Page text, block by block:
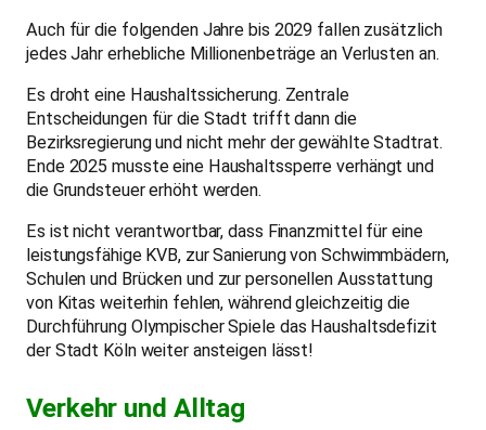
Auch für die folgenden Jahre bis 2029 fallen zusätzlich
jedes Jahr erhebliche Millionenbeträge an Verlusten an.
Es droht eine Haushaltssicherung. Zentrale
Entscheidungen für die Stadt trifft dann die
Bezirksregierung und nicht mehr der gewählte Stadtrat.
Ende 2025 musste eine Haushaltssperre verhängt und
die Grundsteuer erhöht werden.
Es ist nicht verantwortbar, dass Finanzmittel für eine
leistungsfähige KVB, zur Sanierung von Schwimmbädern,
Schulen und Brücken und zur personellen Ausstattung
von Kitas weiterhin fehlen, während gleichzeitig die
Durchführung Olympischer Spiele das Haushaltsdefizit
der Stadt Köln weiter ansteigen lässt!
Verkehr und Alltag